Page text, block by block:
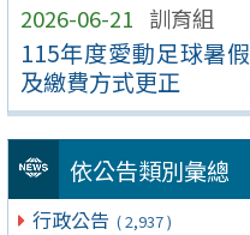
2026-06-21 訓育組
115年度愛動足球暑
及繳費方式更正
依公告類別彙總
行政公告 ( 2,937 )